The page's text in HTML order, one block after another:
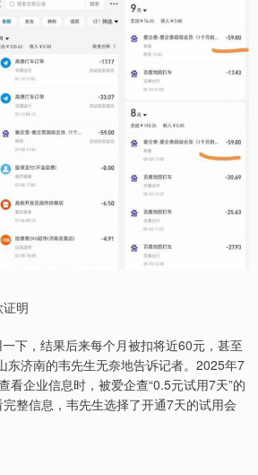
明
下，结果后来每个月被扣将近60元，甚至
东济南的韦先生无奈地告诉记者。2025年7
看企业信息时，被爱企查“0.5元试用7天”的
整信息，韦先生选择了开通7天的试用会